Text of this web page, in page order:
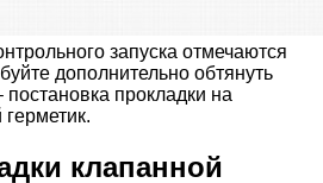
запуска отмечаются
дополнительно обтянуть
прокладки на
клапанной